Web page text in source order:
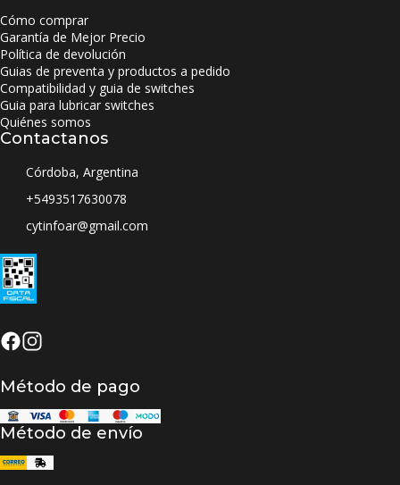
Cómo comprar
Garantía de Mejor Precio
Política de devolución
Guias de preventa y productos a pedido
Compatibilidad y guia de switches
Guia para lubricar switches
Quiénes somos
Contactanos
Córdoba, Argentina
+5493517630078
cytinfoar@gmail.com
Método de pago
Método de envío